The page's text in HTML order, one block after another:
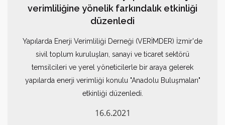
verimliliğine yönelik farkındalık etkinliği
düzenledi
Yapılarda Enerji Verimliliği Derneği (VERİMDER) İzmir'de
sivil toplum kuruluşları, sanayi ve ticaret sektörü
temsilcileri ve yerel yöneticilerle bir araya gelerek
yapılarda enerji verimliği konulu "Anadolu Buluşmaları"
etkinliği düzenledi.
16.6.2021